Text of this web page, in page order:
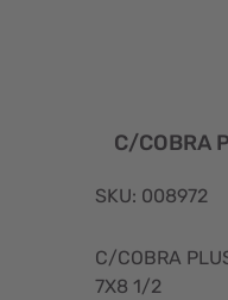
C/COBRA
SKU: 008972
C/COBRA
7X8 1/2